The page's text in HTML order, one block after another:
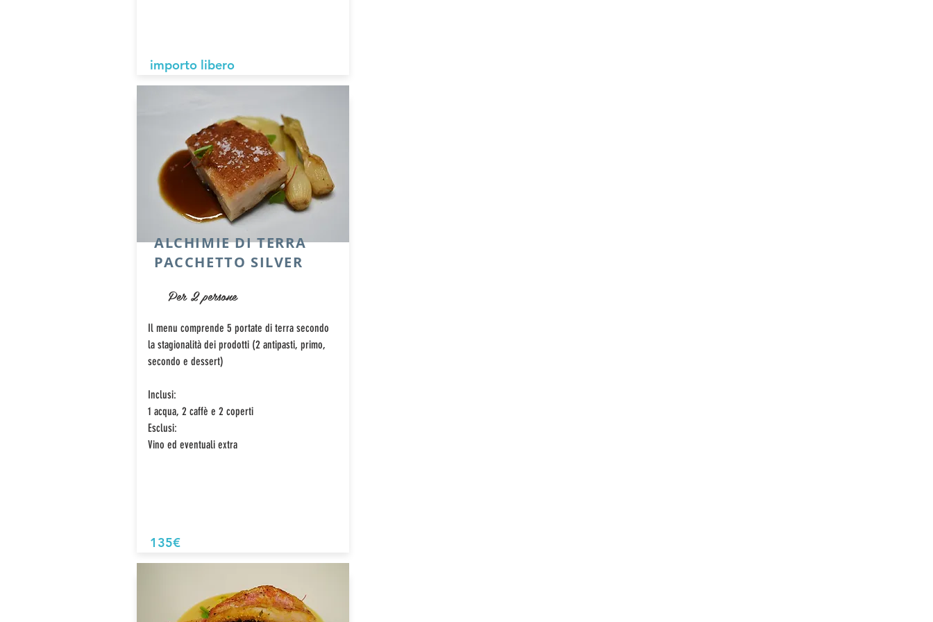
importo libero
ALCHIMIE DI TERRA
PACCHETTO SILVER
Per 2 persone
Il menu comprende 5 portate di terra secondo
la stagionalità dei prodotti (2 antipasti, primo,
secondo e dessert)
Inclusi:
1 acqua, 2 caffè e 2 coperti
Esclusi:
Vino ed eventuali extra
135€